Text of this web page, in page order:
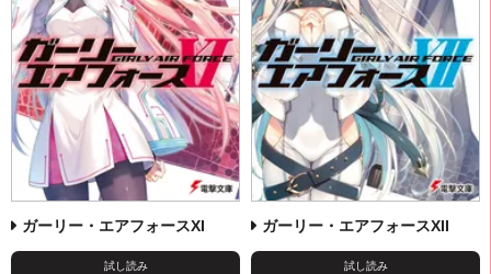
ガーリー・エアフォースXI
試し読み
ガーリー・エアフォースXII
試し読み